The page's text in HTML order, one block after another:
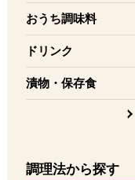
おうち調味料
を開く
ドリンク
を開く
漬物・保存食
を開く
調理法から探す